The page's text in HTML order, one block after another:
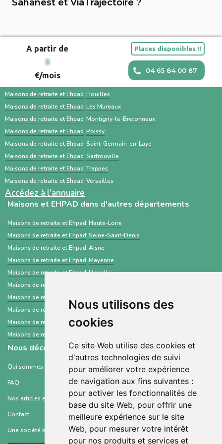
Nous utilisons des
cookies
Ce site Web utilise des cookies et
d'autres technologies de suivi
pour améliorer votre expérience
de navigation aux fins suivantes :
pour activer les fonctionnalités de
base du site Web, pour offrir une
meilleure expérience sur le site
Web, pour mesurer votre intérêt
pour nos produits et services et
facilitent une transition en douceur.
Sahanest ou contacter directement les
utilisé par les hôpitaux et les médecins pour
orienter un patient. Une recherche en
parallèle avec des services comme Sahanest
permet souvent un gain de temps et un
meilleur accompagnement.
Sahanest et ViaTrajectoire ?
pour simplifier la recherche de solutions
d’hébergement pour personnes âgées, avec
un accompagnement humain, des outils
personnalisés et des services
complémentaires. À l’inverse, ViaTrajectoire
est un service public gratuit, destiné
principalement aux professionnels de santé,
centré sur les demandes d’admission en
établissements médico-sociaux via un dossier
standardisé.
A partir de
0
€/mois
Places disponibles !!
04 65 84 00 87
Maisons et EHPAD dans les villes à proximité
Maisons de retraite et Ehpad
Conflans-Sainte-Honorine
Maisons de retraite et Ehpad Houilles
Maisons de retraite et Ehpad Les Mureaux
Maisons de retraite et Ehpad Montigny-le-Bretonneux
Maisons de retraite et Ehpad Poissy
Maisons de retraite et Ehpad Saint-Germain-en-Laye
Maisons de retraite et Ehpad Sartrouville
Maisons de retraite et Ehpad Trappes
Maisons de retraite et Ehpad Versailles
Accédez à l'annuaire
Maisons et EHPAD dans d'autres départements
Maisons de retraite et Ehpad Haute-Loire
Maisons de retraite et Ehpad Seine-Saint-Denis
Maisons de retraite et Ehpad Aisne
Maisons de retraite et Ehpad Mayenne
Maisons de retraite et Ehpad Moselle
Maisons de retraite et Ehpad
Maisons de retraite et Ehpad
Maisons de retraite et Ehpad Ariège
Maisons de retraite et Ehpad Ille-et-Vilaine
Maisons de retraite et Ehpad
Nous découvrir
Qui sommes-nous ?
FAQ
Nos articles et ressources
Contact
Une société soutenue par :